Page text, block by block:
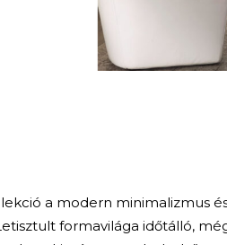
a modern minimalizmus
formavilága időtálló,